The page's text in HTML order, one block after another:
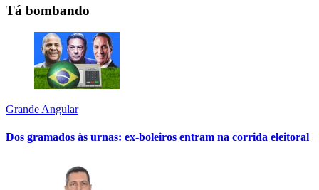
Tá bombando
Grande Angular
Dos gramados às urnas: ex-boleiros entram na corrida eleitoral